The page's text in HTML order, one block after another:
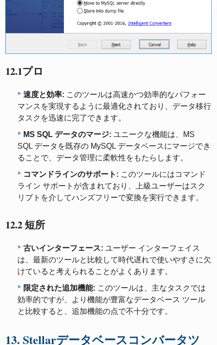
12.1プロ
速度と効率: このツールは高速かつ効率的なパフォー
マンスを実現するように最適化されており、データ移行
タスクを迅速に完了できます。
MS SQL データのマージ: ユニークな機能は、MS
SQL データを既存の MySQL データベースにマージでき
ることで、データ管理に柔軟性をもたらします。
コマンドラインのサポート: このツールにはコマンド
ライン サポートが含まれており、上級ユーザーはスク
リプトを介してハンズフリーで変換を実行できます。
12.2 短所
古いインターフェース: ユーザー インターフェイス
は、最新のツールと比較して時代遅れで使いやすさに欠
けていると考えられることがよくあります。
限定された追加機能: このツールは、主なタスクでは
効率的ですが、より機能が豊富なデータベース ツール
と比較すると、追加機能の点で不十分です。
13. Stellarデータベースコンバータツ